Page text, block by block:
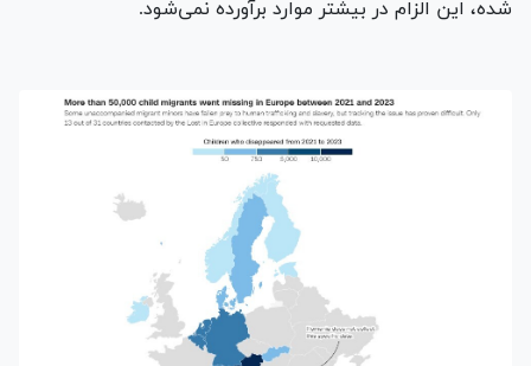
شده، این الزام در بیشتر موارد برآورده نمی‌شود.